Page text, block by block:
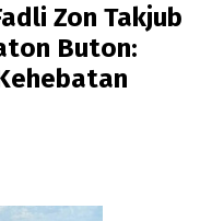
Zon Takjub
Buton: